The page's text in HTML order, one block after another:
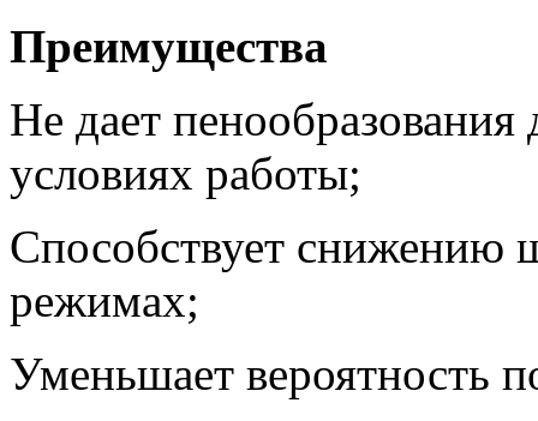
Преимущества
Не дает
условиях работы;
Способствует снижению
режимах;
Уменьшает вероятность